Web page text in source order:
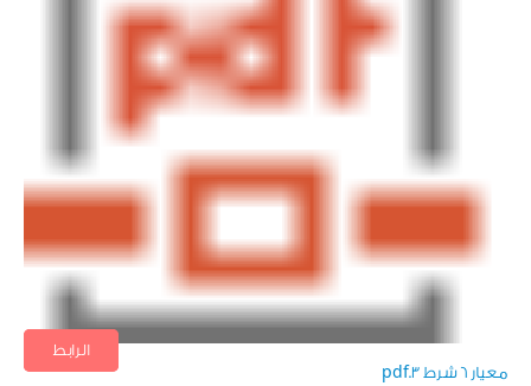
معيار 6 شرط 3.pdf
تنزيل الملف
الرابط